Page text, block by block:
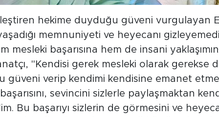
hekime duyduğu güveni vurgulayan
memnuniyeti ve heyecanı
mesleki başarısına hem de insani
"Kendisi gerek mesleki olarak gerekse
güveni verip kendimi kendisine emanet
sevincini sizlerle paylaşmaktan
Bu başarıyı sizlerin de görmesini ve